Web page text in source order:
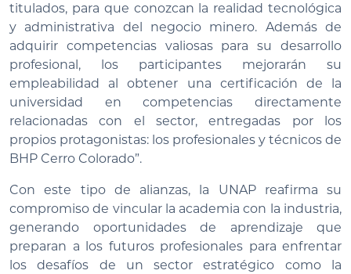
titulados, para que conozcan la realidad tecnológica
y administrativa del negocio minero. Además de
adquirir competencias valiosas para su desarrollo
profesional, los participantes mejorarán su
empleabilidad al obtener una certificación de la
universidad en competencias directamente
relacionadas con el sector, entregadas por los
propios protagonistas: los profesionales y técnicos de
BHP Cerro Colorado”.
Con este tipo de alianzas, la UNAP reafirma su
compromiso de vincular la academia con la industria,
generando oportunidades de aprendizaje que
preparan a los futuros profesionales para enfrentar
los desafíos de un sector estratégico como la